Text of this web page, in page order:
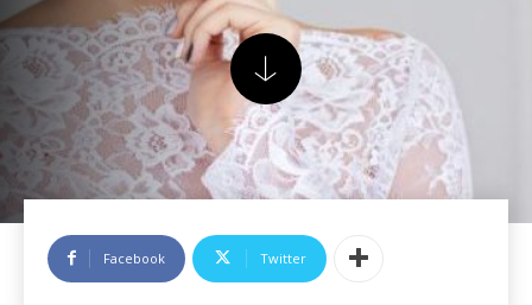
Facebook Twitter